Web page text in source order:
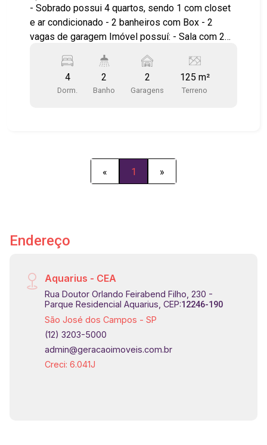
- Sobrado possui 4 quartos, sendo 1 com closet
e ar condicionado - 2 banheiros com Box - 2
vagas de garagem Imóvel possuí: - Sala com 2
Churrasqueira - Sacada Está em ótima
localização, próximo a mercados, farmácias e
bons comércios na região. Agende já sua visita!!
4
Dorm.
2
Banho
2
Garagens
125 m²
Terreno
« 1 »
Endereço
Aquarius - CEA
Rua Doutor Orlando Feirabend Filho, 230 -
Parque Residencial Aquarius, CEP:12246-190
São José dos Campos - SP
(12) 3203-5000
admin@geracaoimoveis.com.br
Creci: 6.041J